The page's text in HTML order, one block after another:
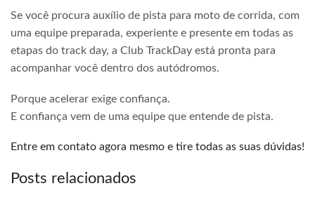
Se você procura auxílio de pista para moto de corrida, com
uma equipe preparada, experiente e presente em todas as
etapas do track day, a Club TrackDay está pronta para
acompanhar você dentro dos autódromos.
Porque acelerar exige confiança.
E confiança vem de uma equipe que entende de pista.
Entre em contato agora mesmo e tire todas as suas dúvidas!
Posts relacionados